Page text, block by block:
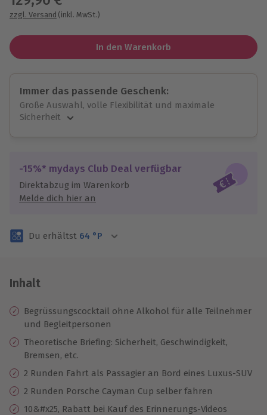
zzgl. Versand (inkl. MwSt.)
In den Warenkorb
Immer das passende Geschenk:
Große Auswahl, volle Flexibilität und maximale
Sicherheit
Jeder Gutschein für alle Erlebnisse einlösbar.
Maximale Sicherheit
3 Jahre gültig & verlängerbar.
-15%* mydays Club Deal verfügbar
Direktabzug im Warenkorb
Melde dich hier an
Du erhältst 64 °P
Inhalt
Begrüssungscocktail ohne Alkohol für alle Teilnehmer
und Begleitpersonen
Theoretische Briefing: Sicherheit, Geschwindigkeit,
Bremsen, etc.
2 Runden Fahrt als Passagier an Bord eines Luxus-SUV
2 Runden Porsche Cayman Cup selber fahren
10&#x25, Rabatt bei Kauf des Erinnerungs-Videos